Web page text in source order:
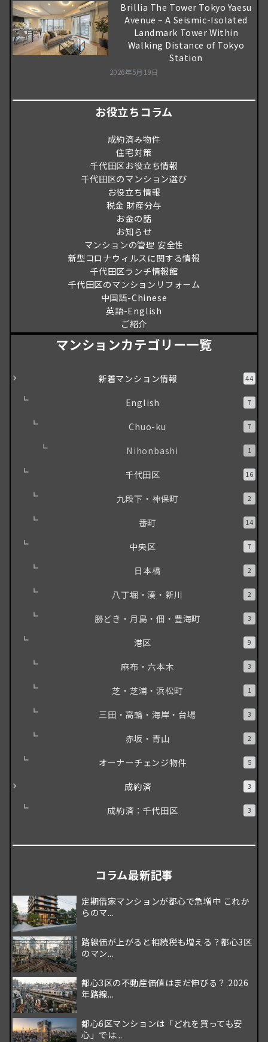
Brillia The Tower Tokyo Yaesu
Avenue – A Seismic-Isolated
Landmark Tower Within
Walking Distance of Tokyo
Station
2026年5月19日
お役立ちコラム
成約済み物件
住宅対策
千代田区お役立ち情報
千代田区のマンション選び
お役立ち情報
税金 財産分与
お金の話
お知らせ
マンションの管理 安全性
新型コロナウィルスに関する情報
千代田区ランチ情報館
千代田区のマンションリフォーム
中国語-Chinese
英語-English
ご紹介
マンションカテゴリー一覧
新着マンション情報 44
English 7
Chuo-ku 7
Nihonbashi 1
千代田区 16
九段下・神保町 2
番町 14
中央区 7
日本橋 2
八丁堀・湊・新川 2
勝どき・月島・佃・豊海町 3
港区 9
麻布・六本木 3
芝・芝浦・浜松町 1
三田・高輪・海岸・台場 3
赤坂・青山 2
オーナーチェンジ物件 5
成約済 3
成約済：千代田区 3
コラム最新記事
定期借家マンションが都心で急増中 これか
らのマ...
路線価が上がると相続税も増える？都心3区
のマン...
都心3区の不動産価値はまだ伸びる？ 2026
年路線...
都心6区マンションは「どれを買っても安
心」では...